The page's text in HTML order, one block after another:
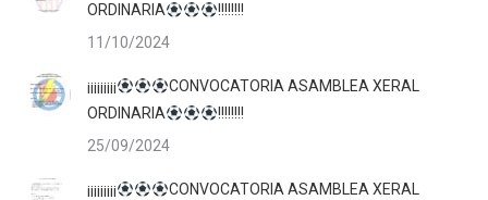
ORDINARIA
!!!!!!!!
11/10/2024
¡¡¡¡¡¡¡¡¡
CONVOCATORIA ASAMBLEA XERAL
ORDINARIA
!!!!!!!!
25/09/2024
¡¡¡¡¡¡¡¡¡
CONVOCATORIA ASAMBLEA XERAL